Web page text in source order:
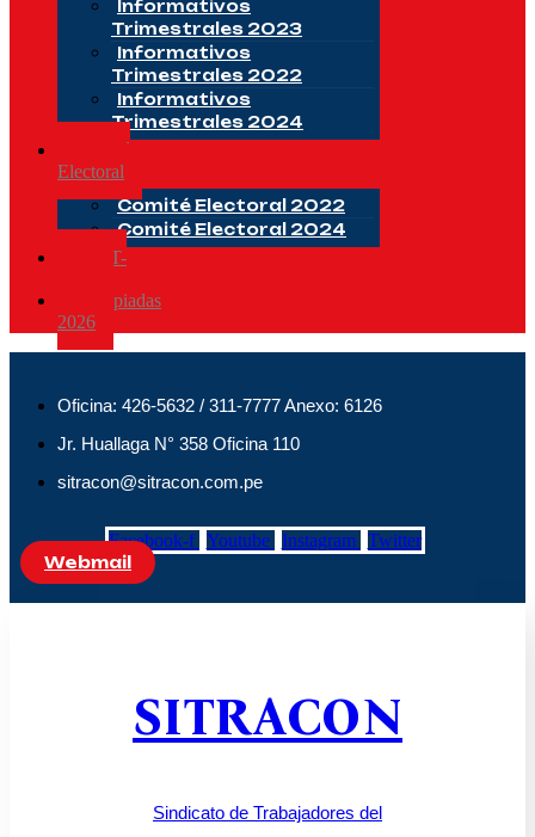
Informativos
Trimestrales 2023
Informativos
Trimestrales 2022
Informativos
Trimestrales 2024
Comité
Electoral
Comité Electoral 2022
Comité Electoral 2024
CSST-
Olimpiadas
2026
Oficina: 426-5632 / 311-7777 Anexo: 6126
Jr. Huallaga N° 358 Oficina 110
sitracon@sitracon.com.pe
Facebook-f Youtube Instagram Twitter
Webmail
SITRACON
Sindicato de Trabajadores del